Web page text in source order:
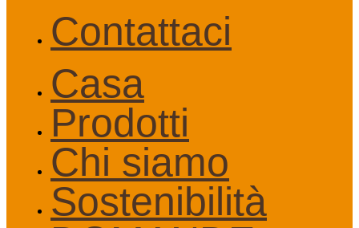
Contattaci
Casa
Prodotti
Chi siamo
Sostenibilità